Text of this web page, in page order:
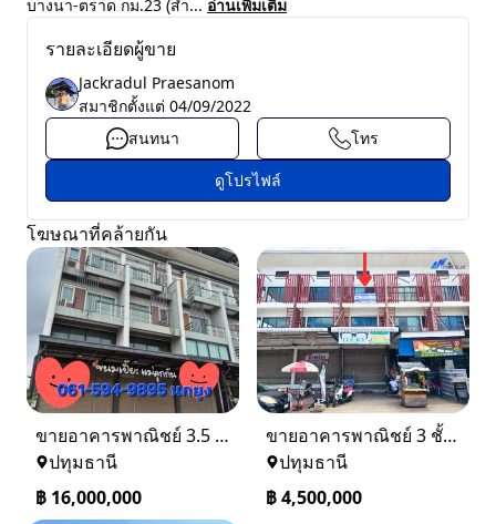
บางนา-ตราด กม.23 (สำ... อ่านเพิ่มเติม
รายละเอียดผู้ขาย
Jackradul Praesanom
สมาชิกตั้งแต่ 04/09/2022
สนทนา
โทร
ดูโปรไฟล์
โฆษณาที่คล้ายกัน
ขายอาคารพาณิชย์ 3.5 ชั้น เดอะเทรด รังสิต–คลอง 2 ติดถนน
ปทุมธานี
฿ 16,000,000
ขายอาคารพาณิชย์ 3 ชั้น ทำเลทองในตลาดคลองสี่เมืองใหม่ คลองหลวง ปทุมธานี
ปทุมธานี
฿4,500,000